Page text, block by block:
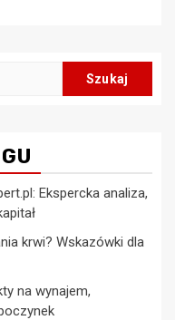
Ekspercka analiza,
krwi? Wskazówki dla
na wynajem,